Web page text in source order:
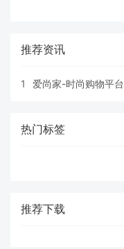
推荐资讯
1 爱尚家-时尚购物平台
热门标签
推荐下载